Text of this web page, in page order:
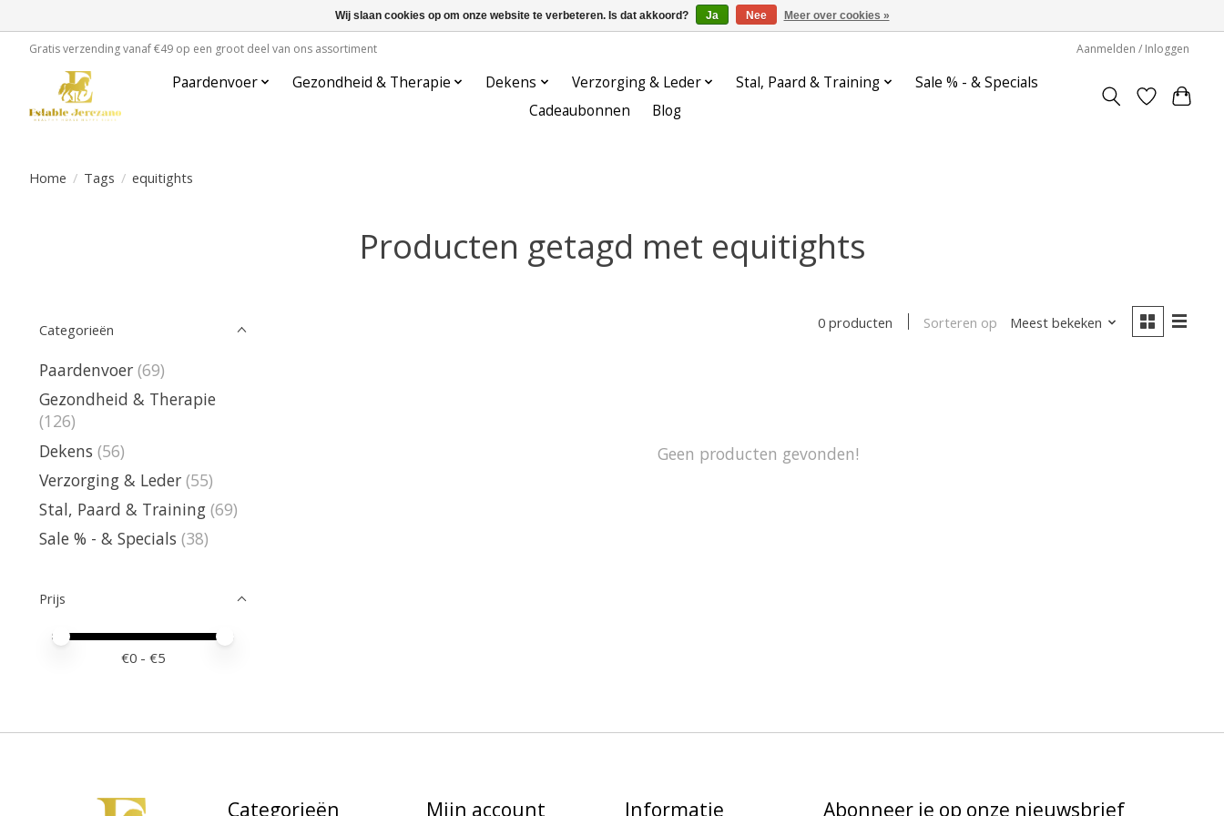
Gratis verzending vanaf €49 op een groot deel van ons assortiment Aanmelden / Inloggen
Paardenvoer Gezondheid & Therapie Dekens Verzorging & Leder Stal, Paard & Training
Sale % - & Specials
Cadeaubonnen
Blog
Home / Tags / equitights
Producten getagd met equitights
Categorieën
Paardenvoer (69)
Gezondheid & Therapie
(126)
Dekens (56)
Verzorging & Leder (55)
Stal, Paard & Training (69)
Sale % - & Specials (38)
Prijs
Minimale prijswaarde
Price maximum value
€0 - €5
0 producten Sorteren op Meest bekeken
Geen producten gevonden!
Categorieën Mijn account Informatie Abonneer je op onze nieuwsbrief
Wij slaan cookies op om onze website te verbeteren. Is dat akkoord? Ja Nee Meer over cookies »